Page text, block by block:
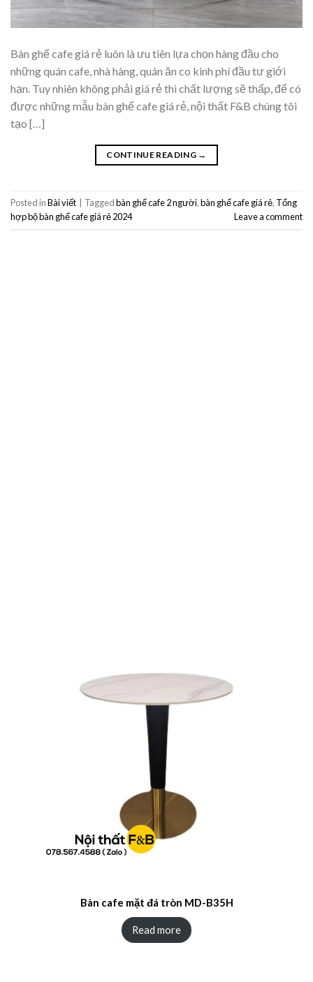
Bàn ghế cafe giá rẻ luôn là ưu tiên lựa chọn hàng đầu cho
những quán cafe, nhà hàng, quán ăn co kinh phí đầu tư giới
hạn. Tuy nhiên không phải giá rẻ thì chất lượng sẽ thấp, để có
được những mẫu bàn ghế cafe giá rẻ, nội thất F&B chúng tôi
tạo […]
CONTINUE READING →
Posted inBài viết Taggedbàn ghế cafe 2 người,bàn ghế cafe giá rẻ, Tổng
hợp bộ bàn ghế cafe giá rẻ 2024
Leave a comment
Bàn cafe mặt đá tròn MD-B35H
Read more